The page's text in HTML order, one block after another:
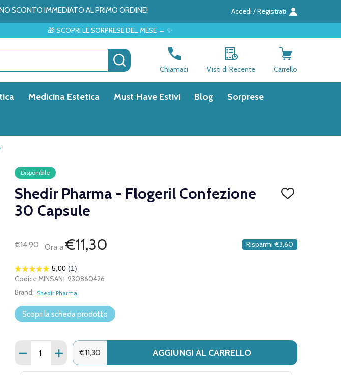
SCONTO IMMEDIATO AL PRIMO ORDINE! Accedi / Registrati
SCOPRI LE SORPRESE DEL MESE → ✨
CERCA
Chiamaci Visti di Recente Carrello
Medicina Estetica Must Have Estivi Blog Sorprese
Disponibile
Shedir Pharma - Flogeril Confezione
30 Capsule
AGGIUNGI
€14,90
Ora a€11,30 Risparmi €3,60
Codice MINSAN: 930860426
Brand: Shedir Pharma
Scopri la scheda prodotto
Quantità:
DIMINUISCI QUANTITÀ DI SHEDIR PHARMA - FLOGERIL CONFEZIONE 30 CAPSULE
AUMENTA QUANTITÀ DI SHEDIR PHARMA - FLOGERIL CONFEZIONE 30
€11,30 AGGIUNGI AL CARRELLO